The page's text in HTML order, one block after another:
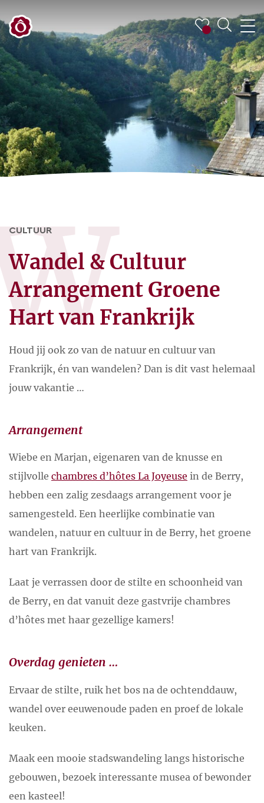
CULTUUR
Wandel & Cultuur
Arrangement Groene
Hart van Frankrijk
Houd jij ook zo van de natuur en cultuur van
Frankrijk, én van wandelen? Dan is dit vast helemaal
jouw vakantie …
Arrangement
Wiebe en Marjan, eigenaren van de knusse en
stijlvolle chambres d’hôtes La Joyeuse in de Berry,
hebben een zalig zesdaags arrangement voor je
samengesteld. Een heerlijke combinatie van
wandelen, natuur en cultuur in de Berry, het groene
hart van Frankrijk.
Laat je verrassen door de stilte en schoonheid van
de Berry, en dat vanuit deze gastvrije chambres
d’hôtes met haar gezellige kamers!
Overdag genieten …
Ervaar de stilte, ruik het bos na de ochtenddauw,
wandel over eeuwenoude paden en proef de lokale
keuken.
Maak een mooie stadswandeling langs historische
gebouwen, bezoek interessante musea of bewonder
een kasteel!